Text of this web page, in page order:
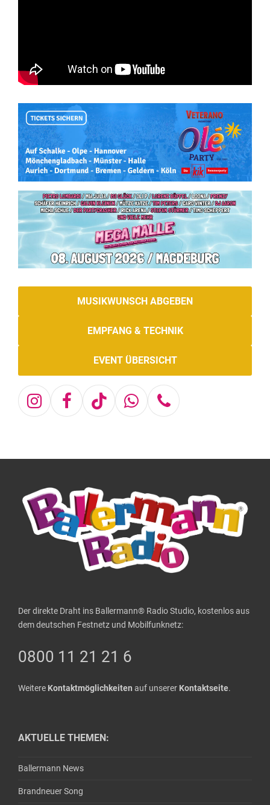
MUSIKWUNSCH ABGEBEN
EMPFANG & TECHNIK
EVENT ÜBERSICHT
Instagram
Facebook
TiktokWhatsapp
Telefon
Der direkte Draht ins Ballermann® Radio Studio, kostenlos aus
dem deutschen Festnetz und Mobilfunknetz:
0800 11 21 21 6
Weitere Kontaktmöglichkeiten auf unserer Kontaktseite.
AKTUELLE THEMEN:
Ballermann News
Brandneuer Song